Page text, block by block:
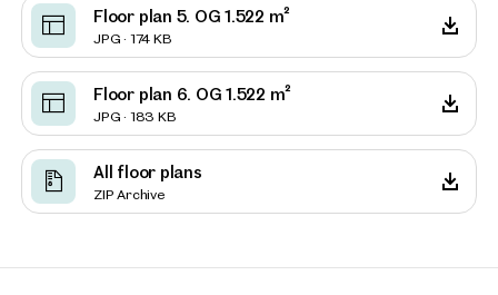
Floor plan 5. OG 1.522 m²
JPG · 174 KB
Floor plan 6. OG 1.522 m²
JPG · 183 KB
All floor plans
ZIP Archive